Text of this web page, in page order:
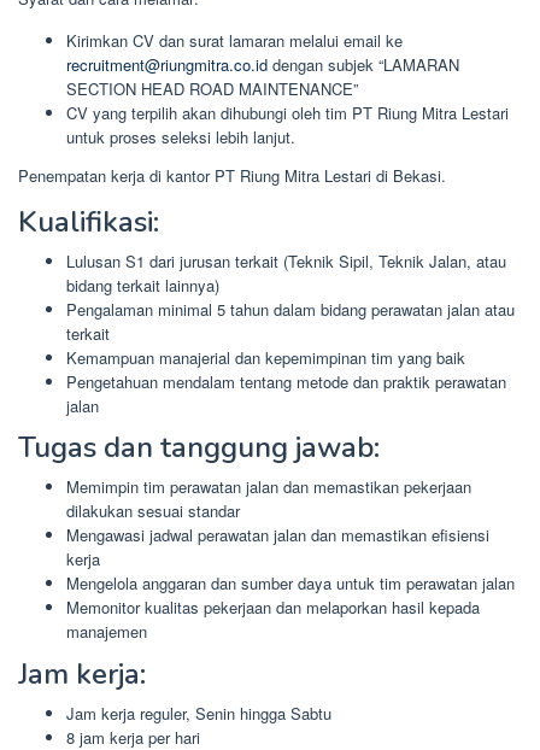
Kirimkan CV dan surat lamaran melalui email ke
recruitment@riungmitra.co.id dengan subjek “LAMARAN
SECTION HEAD ROAD MAINTENANCE”
CV yang terpilih akan dihubungi oleh tim PT Riung Mitra Lestari
untuk proses seleksi lebih lanjut.
Penempatan kerja di kantor PT Riung Mitra Lestari di Bekasi.
Kualifikasi:
Lulusan S1 dari jurusan terkait (Teknik Sipil, Teknik Jalan, atau
bidang terkait lainnya)
Pengalaman minimal 5 tahun dalam bidang perawatan jalan atau
terkait
Kemampuan manajerial dan kepemimpinan tim yang baik
Pengetahuan mendalam tentang metode dan praktik perawatan
jalan
Tugas dan tanggung jawab:
Memimpin tim perawatan jalan dan memastikan pekerjaan
dilakukan sesuai standar
Mengawasi jadwal perawatan jalan dan memastikan efisiensi
kerja
Mengelola anggaran dan sumber daya untuk tim perawatan jalan
Memonitor kualitas pekerjaan dan melaporkan hasil kepada
manajemen
Jam kerja:
Jam kerja reguler, Senin hingga Sabtu
8 jam kerja per hari